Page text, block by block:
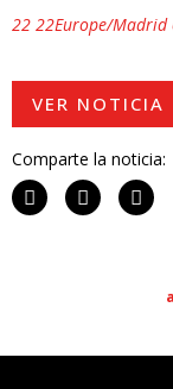
22 22Europe/
VER NOTICIA
Comparte la noticia: